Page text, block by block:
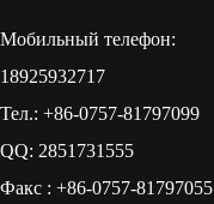
Мобильный телефон:
18925932717
Тел.: +86-0757-81797099
QQ: 2851731555
Факс : +86-0757-81797055